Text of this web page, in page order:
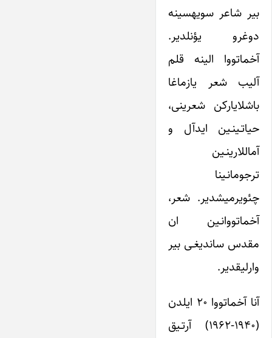
بیر شاعر سویه‎سینه
دوغرو یؤنلدیر.
آخماتووا الینه قلم
آلیب شعر یازماغا
باشلایارکن شعرینی،
حیاتـی‎نـین ایدآل و
آمال‎لاری‎نـین
ترجومانـینا
چئویرمیشدیر. شعر،
آخماتووانـین ان
مقدس ساندیغـی بیر
وارلیق‎دیر.
آنا آخماتووا ۲۰ ایلدن
(۱۹۴۰-۱۹۶۲) آرتـیق